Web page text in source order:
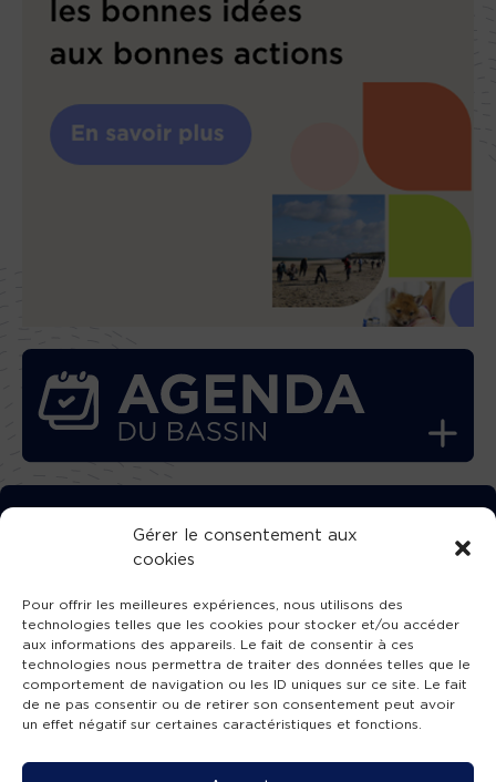
Gérer le consentement aux
cookies
Pour offrir les meilleures expériences, nous utilisons des
technologies telles que les cookies pour stocker et/ou accéder
aux informations des appareils. Le fait de consentir à ces
technologies nous permettra de traiter des données telles que le
comportement de navigation ou les ID uniques sur ce site. Le fait
de ne pas consentir ou de retirer son consentement peut avoir
un effet négatif sur certaines caractéristiques et fonctions.
TÉLÉCHARGEZ GRATUITEMENT
L’APPLICATION TVBA !
SUIVEZ-NOUS !